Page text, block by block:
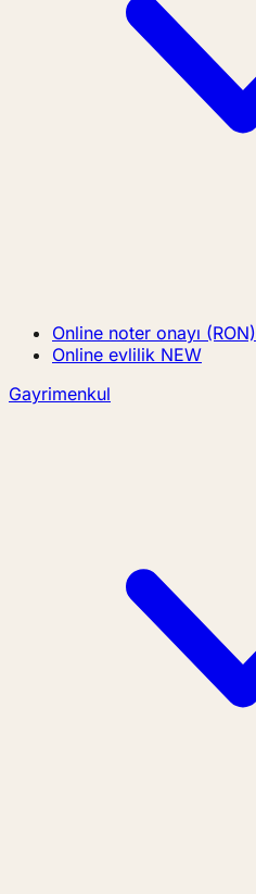
Online noter onayı (RON)
Online evlilik NEW
Gayrimenkul